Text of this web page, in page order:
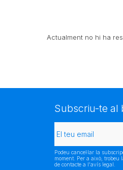
Actualment no hi ha
Subscriu-te al
Podeu cancel·lar la
moment. Per a això, trobeu
de contacte a l'avís legal.